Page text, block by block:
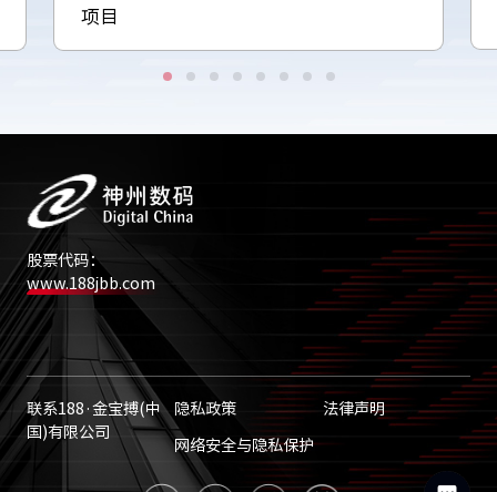
项目
股票代码：
www.188jbb.com
联系188·金宝搏(中
国)有限公司
隐私政策 法律声明
网络安全与隐私保护